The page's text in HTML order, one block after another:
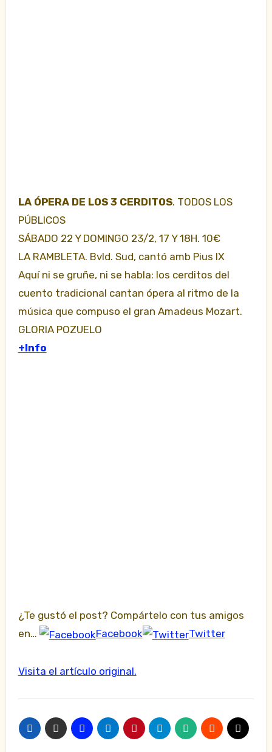
LA ÓPERA DE LOS 3 CERDITOS. TODOS LOS
PÚBLICOS
SÁBADO 22 Y DOMINGO 23/2, 17 Y 18H. 10€
LA RAMBLETA. Bvld. Sud, cantó amb Pius IX
Aquí ni se gruñe, ni se habla: los cerditos del
cuento tradicional cantan ópera al ritmo de la
música que compuso el gran Amadeus Mozart.
GLORIA POZUELO
+Info
¿Te gustó el post? Compártelo con tus amigos
en…
Facebook Twitter
Visita el artículo original.